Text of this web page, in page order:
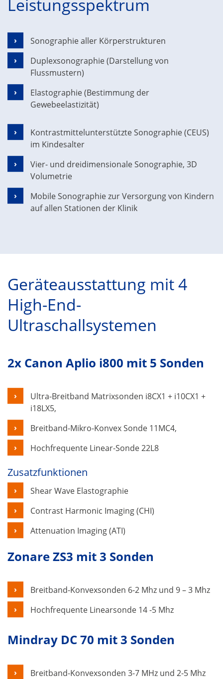
Leistungsspektrum
Sonographie aller Körperstrukturen
Duplexsonographie (Darstellung von
Flussmustern)
Elastographie (Bestimmung der
Gewebeelastizität)
Kontrastmittelunterstützte Sonographie (CEUS)
im Kindesalter
Vier- und dreidimensionale Sonographie, 3D
Volumetrie
Mobile Sonographie zur Versorgung von Kindern
auf allen Stationen der Klinik
Geräteausstattung mit 4
High-End-
Ultraschallsystemen
2x Canon Aplio i800 mit 5 Sonden
Ultra-Breitband Matrixsonden i8CX1 + i10CX1 +
i18LX5,
Breitband-Mikro-Konvex Sonde 11MC4,
Hochfrequente Linear-Sonde 22L8
Zusatzfunktionen
Shear Wave Elastographie
Contrast Harmonic Imaging (CHI)
Attenuation Imaging (ATI)
Zonare ZS3 mit 3 Sonden
Breitband-Konvexsonden 6-2 Mhz und 9 – 3 Mhz
Hochfrequente Linearsonde 14 -5 Mhz
Mindray DC 70 mit 3 Sonden
Breitband-Konvexsonden 3-7 MHz und 2-5 Mhz